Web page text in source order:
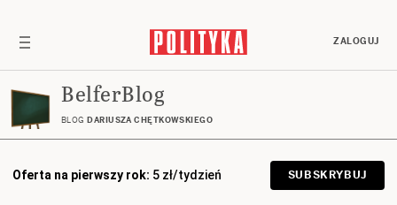
ZALOGUJ
BelferBlog
BLOG DARIUSZA CHĘTKOWSKIEGO
Oferta na pierwszy rok: 5 zł/tydzień SUBSKRYBUJ